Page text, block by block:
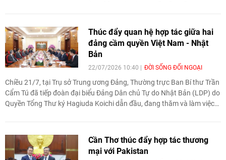
nông sản Việt Nam; đồng thời tạo điều
kiện để Việt Nam là nước chủ đề của hoạt
động "Chia sẻ thị trường lớn: Xuất khẩu
sang Trung Quốc".
Thúc đẩy quan hệ hợp tác giữa hai
đảng cầm quyền Việt Nam - Nhật
Bản
22/07/2026 10:40 ĐỜI SỐNG ĐỐI NGOẠI
Chiều 21/7, tại Trụ sở Trung ương Đảng, Thường trực Ban Bí thư Trần
Cẩm Tú đã tiếp đoàn đại biểu Đảng Dân chủ Tự do Nhật Bản (LDP) do
Quyền Tổng Thư ký Hagiuda Koichi dẫn đầu, đang thăm và làm việc
Cần Thơ thúc đẩy hợp tác thương
mại với Pakistan